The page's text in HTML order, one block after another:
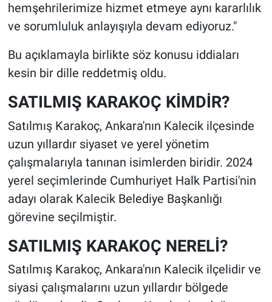
hemşehrilerimize hizmet etmeye aynı kararlılık
ve sorumluluk anlayışıyla devam ediyoruz."
Bu açıklamayla birlikte söz konusu iddiaları
kesin bir dille reddetmiş oldu.
SATILMIŞ KARAKOÇ KİMDİR?
Satılmış Karakoç, Ankara'nın Kalecik ilçesinde
uzun yıllardır siyaset ve yerel yönetim
çalışmalarıyla tanınan isimlerden biridir. 2024
yerel seçimlerinde Cumhuriyet Halk Partisi'nin
adayı olarak Kalecik Belediye Başkanlığı
görevine seçilmiştir.
SATILMIŞ KARAKOÇ NERELİ?
Satılmış Karakoç, Ankara'nın Kalecik ilçelidir ve
siyasi çalışmalarını uzun yıllardır bölgede